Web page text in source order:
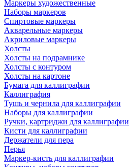
Маркеры художественные
Наборы маркеров
Спиртовые маркеры
Акварельные маркеры
Акриловые маркеры
Холсты
Холсты на подрамнике
Холсты с контуром
Холсты на картоне
Бумага для каллиграфии
Каллиграфия
Тушь и чернила для каллиграфии
Наборы для каллиграфии
Ручки, картриджи для каллиграфии
Кисти для каллиграфии
Держатели для пера
Перья
Маркер-кисть для каллиграфии